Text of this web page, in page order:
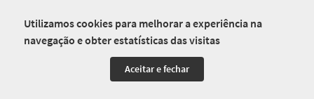
Utilizamos cookies para melhorar a experiência na
navegação e obter estatísticas das visitas
Aceitar e fechar